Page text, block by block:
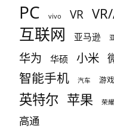
PC vivo VR
互联网 亚马逊
华为 华硕 小米
智能手机 汽车 游
英特尔 苹果 荣耀
高通